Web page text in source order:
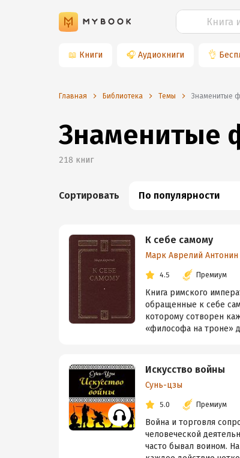
📖 Книги 🎧 Аудиокниги 👌
Главная Библиотека Темы знаменитые
Знаменитые
218 книг
Сортировать По популярности
К себе самому
Марк Аврелий Антонин
4.5 Премиум
Книга римского
обращенные к себе
которому сотворен
«философа на троне»
Искусство войны
Сунь-цзы
5.0 Премиум
Война и торговля
человеческой
часто бывал воином.